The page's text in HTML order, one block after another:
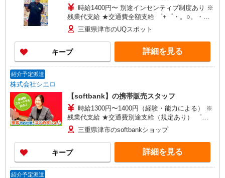
時給1400円〜 別途インセンティブ制度あり ※
残業代支給 ★交通費全額支給 ゜+゜・。○。・゜
+゜・。○。・゜+゜ 入社祝い金10万円支給(規定
有) お友達を紹介頂くと, インセンティブ支給(規定
有) ★月2回払い・週払い可能（規程有）★ ゜・。
○。・゜+゜・。○。・゜+゜
三重県津市のUQスポット
キープ 詳細を見る
紹介予定派遣
株式会社シエロ
【softbank】の携帯販売スタッフ
時給1300円〜1400円（経験・能力による） ※
残業代支給 ★交通費別途支給（規定あり） ゜
+゜・。○。・゜+゜・。○。・゜+゜ 入社祝い金10
万円支給(規定有) お友達を紹介頂くと, インセンテ
ィブ支給(規定有) ★月2回払い・週払い可能（規程
有）★ ゜・。○。・゜+゜・。○。・゜+゜
三重県津市のsoftbankショップ
キープ 詳細を見る
紹介予定派遣